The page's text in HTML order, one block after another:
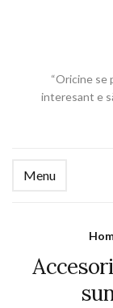
“Oricine se
interesant e
Menu